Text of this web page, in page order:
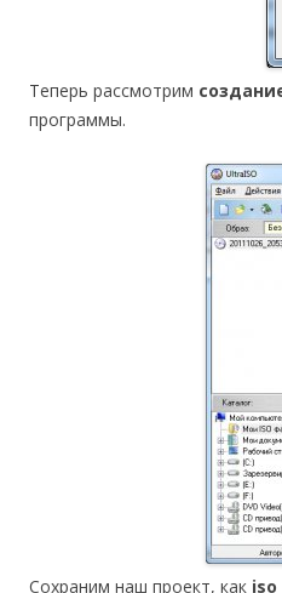
Теперь рассмотрим
программы.
Сохраним наш проект, как iso